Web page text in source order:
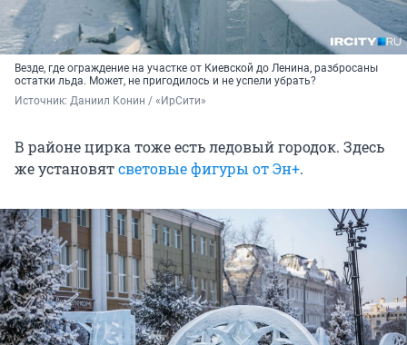
Везде, где ограждение на участке от Киевской до Ленина, разбросаны
остатки льда. Может, не пригодилось и не успели убрать?
Источник: Даниил Конин / «ИрСити»
В районе цирка тоже есть ледовый городок. Здесь
же установятсветовые фигуры от Эн+.